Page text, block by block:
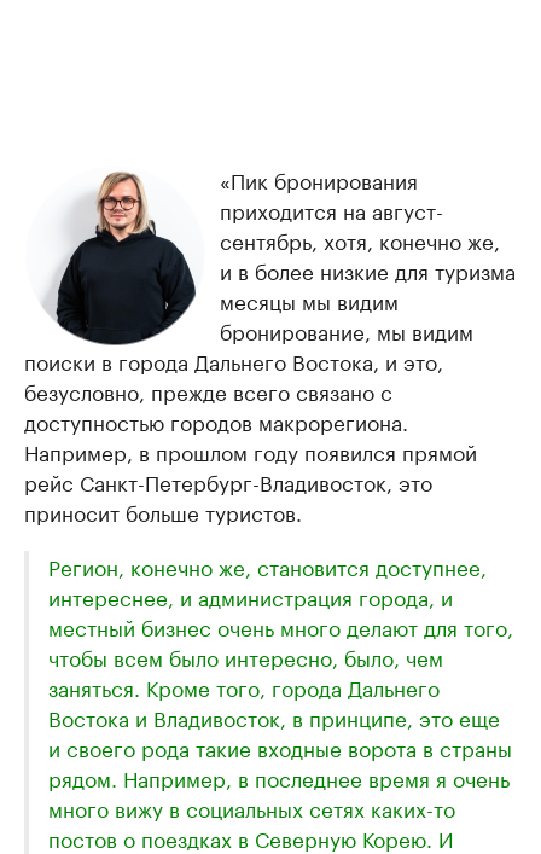
«Пик бронирования
приходится на август-
сентябрь, хотя, конечно же,
и в более низкие для туризма
месяцы мы видим
бронирование, мы видим
поиски в города Дальнего Востока, и это,
безусловно, прежде всего связано с
доступностью городов макрорегиона.
Например, в прошлом году появился прямой
рейс Санкт-Петербург-Владивосток, это
приносит больше туристов.
Регион, конечно же, становится доступнее,
интереснее, и администрация города, и
местный бизнес очень много делают для того,
чтобы всем было интересно, было, чем
заняться. Кроме того, города Дальнего
Востока и Владивосток, в принципе, это еще
и своего рода такие входные ворота в страны
рядом. Например, в последнее время я очень
много вижу в социальных сетях каких-то
постов о поездках в Северную Корею. И